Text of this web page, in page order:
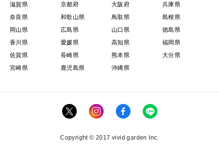
滋賀県
京都府 大阪府
兵庫県
奈良県
和歌山県 鳥取県
島根県
岡山県
広島県 山口県
徳島県
香川県
愛媛県 高知県
福岡県
佐賀県
長崎県 熊本県
大分県
宮崎県
鹿児島県 沖縄県
Copyright © 2017 vivid garden Inc.